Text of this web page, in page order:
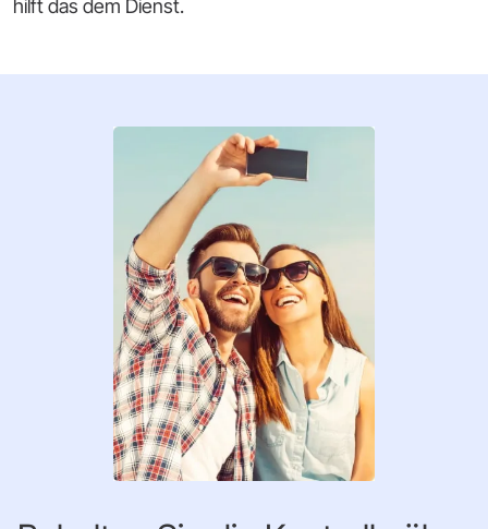
hilft das dem Dienst.